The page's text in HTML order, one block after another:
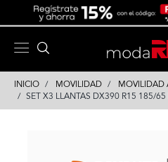
INICIO MOVILIDAD MOVILIDAD
SET X3 LLANTAS DX390 R15 185/65